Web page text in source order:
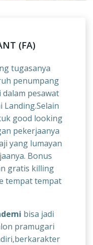
(FA)
tugasanya
penumpang
pesawat
Landing.Selain
good looking
pekerjaanya
yang lumayan
Bonus
gratis killing
tempat tempat
bisa jadi
pramugari